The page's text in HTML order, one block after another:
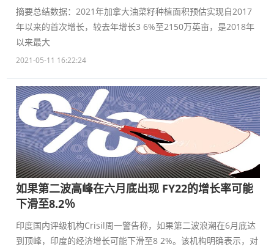
摘要总结数据：2021年加拿大油菜籽种植面积预估实现自2017
年以来的首次增长，较去年增长3 6%至2150万英亩，是2018年
以来最大
2021-05-11 16:22:24
如果第二波高峰在六月底出现 FY22的增长率可能
下滑至8.2％
印度国内评级机构Crisil周一警告称，如果第二波浪潮在6月底达
到顶峰，印度的经济增长可能下滑至8 2%。该机构明确表示，对